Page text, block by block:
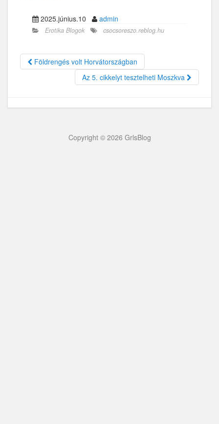
2025.június.10 admin
Erotika Blogok csocsoreszo.reblog.hu
Földrengés volt Horvátországban
Az 5. cikkelyt tesztelheti Moszkva
Copyright © 2026 GrlsBlog